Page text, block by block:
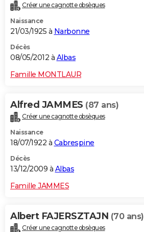
Créer une cagnotte obsèques
Naissance
21/03/1925 à Narbonne
Décès
08/05/2012 à Albas
Famille MONTLAUR
Alfred JAMMES (87 ans)
Créer une cagnotte obsèques
Naissance
18/07/1922 à Cabrespine
Décès
13/12/2009 à Albas
Famille JAMMES
Albert FAJERSZTAJN (70 ans)
Créer une cagnotte obsèques